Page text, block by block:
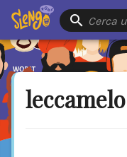
Cerca
leccamelo